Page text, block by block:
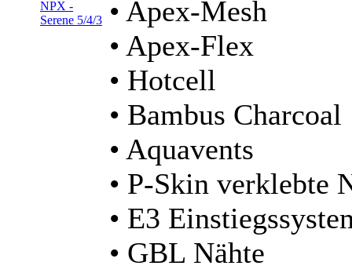
• Apex-Mesh
• Apex-Flex
• Hotcell
• Bambus Charcoal
• Aquavents
• P-Skin verklebte
• E3
• GBL Nähte